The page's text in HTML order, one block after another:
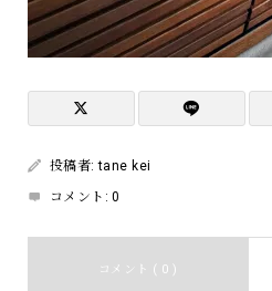
投稿者:tane kei
コメント:0
コメント ( 0 )